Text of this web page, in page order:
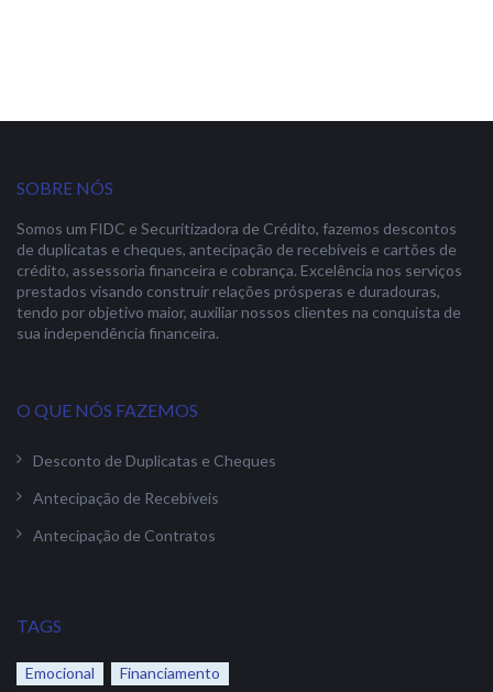
SOBRE NÓS
Somos um FIDC e Securitizadora de Crédito, fazemos descontos
de duplicatas e cheques, antecipação de recebíveis e cartões de
crédito, assessoria financeira e cobrança. Excelência nos serviços
prestados visando construir relações prósperas e duradouras,
tendo por objetivo maior, auxiliar nossos clientes na conquista de
sua independência financeira.
O QUE NÓS FAZEMOS
Desconto de Duplicatas e Cheques
Antecipação de Recebíveis
Antecipação de Contratos
TAGS
Emocional
Financiamento